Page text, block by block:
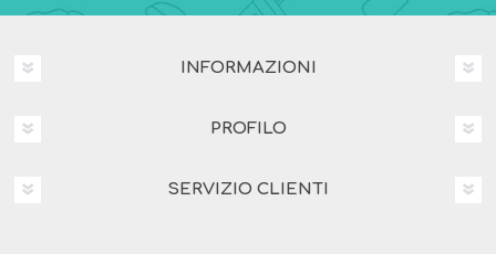
INFORMAZIONI
PROFILO
SERVIZIO CLIENTI